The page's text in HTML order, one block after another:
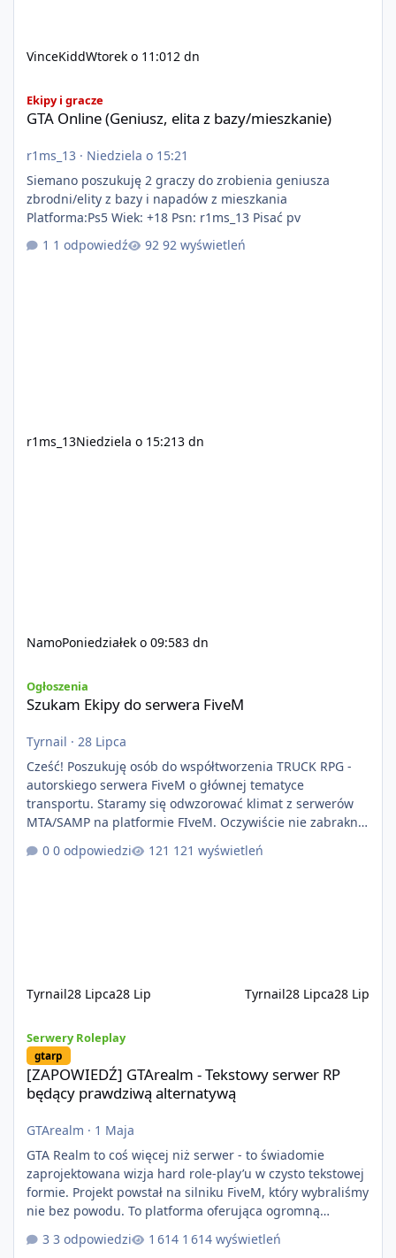
VinceKiddWtorek o 11:012 dn
Ekipy i gracze
GTA Online (Geniusz, elita z bazy/mieszkanie)
r1ms_13 · Niedziela o 15:21
Siemano poszukuję 2 graczy do zrobienia geniusza
zbrodni/elity z bazy i napadów z mieszkania
Platforma:Ps5 Wiek: +18 Psn: r1ms_13 Pisać pv
1 odpowiedź
92 wyświetleń
r1ms_13Niedziela o 15:213 dn
NamoPoniedziałek o 09:583 dn
Ogłoszenia
Szukam Ekipy do serwera FiveM
Tyrnail · 28 Lipca
Cześć! Poszukuję osób do współtworzenia TRUCK RPG -
autorskiego serwera FiveM o głównej tematyce
transportu. Staramy się odwzorować klimat z serwerów
MTA/SAMP na platformie FIveM. Oczywiście nie zabraknie
kontentu dla graczy którzy chcą robić coś innego niż
jeździć ciężarówką. Projekt tworzony jest od podstaw z
0 odpowiedzi 121 wyświetleń
Tyrnail28 Lipca28 Lip Tyrnail28 Lipca28 Lip
Serwery Roleplay
gtarp
[ZAPOWIEDŹ] GTArealm - Tekstowy serwer RP
będący prawdziwą alternatywą
GTArealm · 1 Maja
GTA Realm to coś więcej niż serwer - to świadomie
zaprojektowana wizja hard role-play’u w czysto tekstowej
formie. Projekt powstał na silniku FiveM, który wybraliśmy
nie bez powodu. To platforma oferująca ogromną
elastyczność i znacznie szybszy rozwój systemów niż w
przypadku innych rozwiązań. Usprawniona
3 odpowiedzi 1 614 wyświetleń